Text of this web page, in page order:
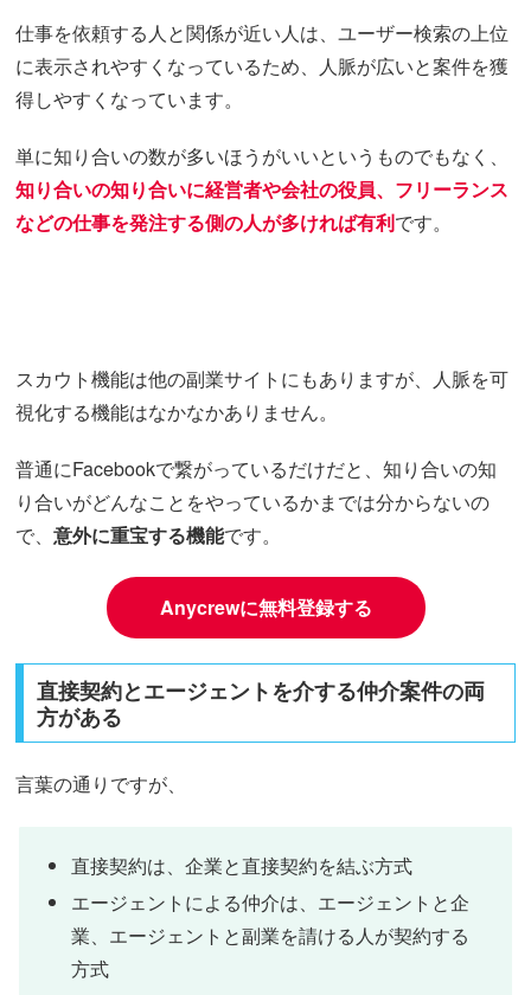
仕事を依頼する人と関係が近い人は、ユーザー検索の上位
に表示されやすくなっているため、人脈が広いと案件を獲
得しやすくなっています。
単に知り合いの数が多いほうがいいというものでもなく、
知り合いの知り合いに経営者や会社の役員、フリーランス
などの仕事を発注する側の人が多ければ有利です。
スカウト機能は他の副業サイトにもありますが、人脈を可
視化する機能はなかなかありません。
普通にFacebookで繋がっているだけだと、知り合いの知
り合いがどんなことをやっているかまでは分からないの
で、意外に重宝する機能です。
Anycrewに無料登録する
直接契約とエージェントを介する仲介案件の両
方がある
言葉の通りですが、
直接契約は、企業と直接契約を結ぶ方式
エージェントによる仲介は、エージェントと企
業、エージェントと副業を請ける人が契約する
方式